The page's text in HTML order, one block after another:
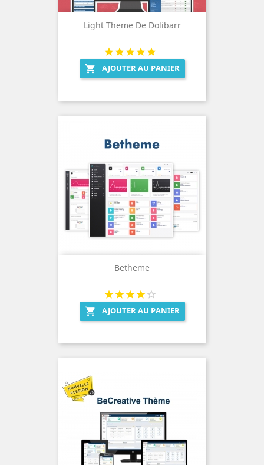
Light Theme De Dolibarr
 AJOUTER AU PANIER
Betheme
 AJOUTER AU PANIER